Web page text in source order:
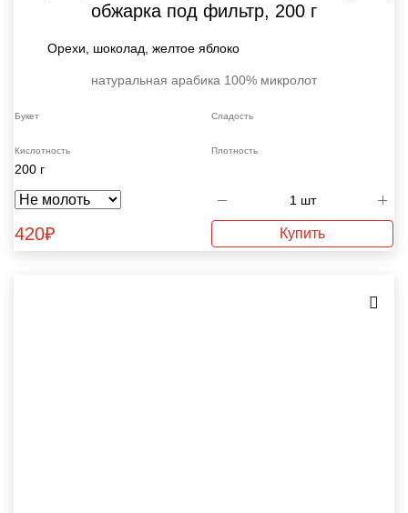
обжарка под фильтр, 200 г
Орехи, шоколад, желтое яблоко
натуральная арабика 100% микролот
Букет Сладость
Кислотность Плотность
200 г
420₽ Купить